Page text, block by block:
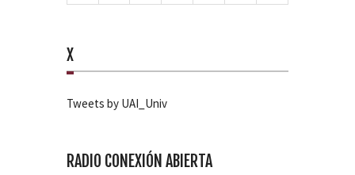
X
Tweets by UAI_Univ
RADIO CONEXIÓN ABIERTA